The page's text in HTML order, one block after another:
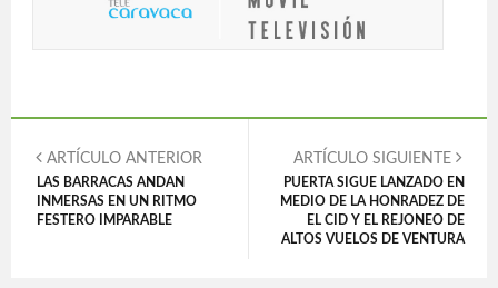
ARTÍCULO ANTERIOR
LAS BARRACAS ANDAN
INMERSAS EN UN RITMO
FESTERO IMPARABLE
ARTÍCULO SIGUIENTE
PUERTA SIGUE LANZADO EN
MEDIO DE LA HONRADEZ DE
EL CID Y EL REJONEO DE
ALTOS VUELOS DE VENTURA